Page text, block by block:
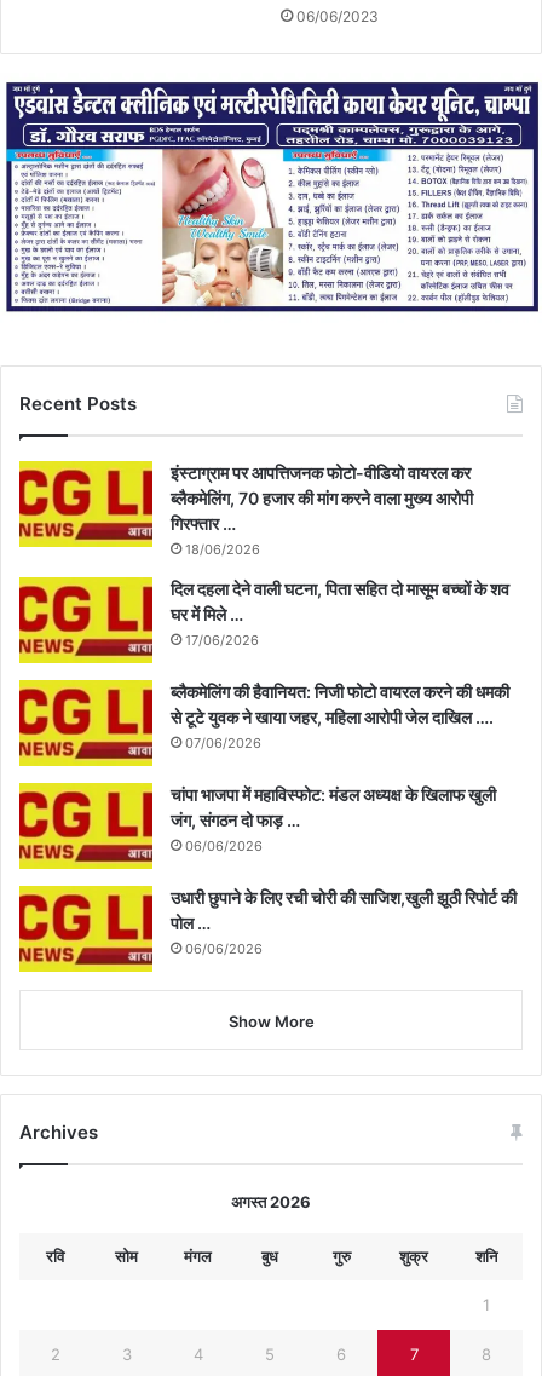
06/06/2023
Recent Posts
इंस्टाग्राम पर आपत्तिजनक फोटो-वीडियो वायरल कर
ब्लैकमेलिंग, 70 हजार की मांग करने वाला मुख्य आरोपी
गिरफ्तार …
18/06/2026
दिल दहला देने वाली घटना, पिता सहित दो मासूम बच्चों के शव
घर में मिले …
17/06/2026
ब्लैकमेलिंग की हैवानियत: निजी फोटो वायरल करने की धमकी
से टूटे युवक ने खाया जहर, महिला आरोपी जेल दाखिल ….
07/06/2026
चांपा भाजपा में महाविस्फोट: मंडल अध्यक्ष के खिलाफ खुली
जंग, संगठन दो फाड़ …
06/06/2026
उधारी छुपाने के लिए रची चोरी की साजिश,खुली झूठी रिपोर्ट की
पोल …
06/06/2026
Show More
Archives
अगस्त 2026
रवि सोम मंगल बुध गुरु शुक्र शनि
1
2 3 4 5 6 7 8